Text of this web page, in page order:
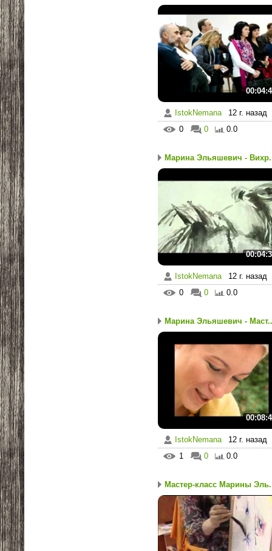
IstokNemana
12 г. назад
0
0 0.0
Марина Эльяшевич -
IstokNemana
12 г. назад
0
0 0.0
Марина Эльяшевич -
IstokNemana
12 г. назад
1
0 0.0
Мастер-класс Марины